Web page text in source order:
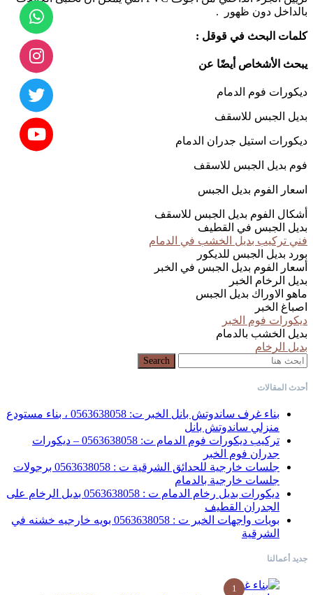
بالداخل دون ظهور .
كلمات البحث في قوقل :
يبحث الأشخاص أيضًا عن
ديكورات فوم الدمام
بديل الجبس للاسقف
ديكورات استيل جدران الدمام
فوم بديل الجبس للاسقف
اسعار الفوم بديل الجبس
أشكال الفوم بديل الجبس للاسقف
بديل الجبس في القطيف
فني تركيب بديل الخشب في الدمام
بورد بديل الجبس للديكور
أسعار الفوم بديل الجبس في الخبر
بديل الرخام الخبر
ماهو الاوراك بديل الجبس
اصباغ الخبر
ديكورات فوم الخبر
بديل الخشب بالدمام
بديل الرخام
Search for:
Search
أحدث المقالات
بناء غرف ساندوتش بانل الخبر ت: 0563638058 ، بناء مستودع
منزلي ساندوتش بانل
تركيب ديكورات فوم الدمام ت: 0563638058 – ديكورات
جدران فوم الخبر
جلسات خارجية للحدائق الشرقية ت : 0563638058 برجولات
جلسات خارجية بالدمام
ديكورات بديل رخام الدمام ت : 0563638058 بديل الرخام على
الجدران القطيف
بويات واجهات الخبر ت : 0563638058 بويه خارجيه خشنه في
الشرقية
جديد أعمالنا
1